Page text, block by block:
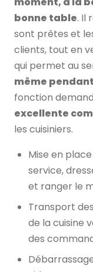
bonne table. Il
sont prêtes et
clients, tout en
qui permet au
même
fonction
excellente
les cuisiniers.
Mise en
service,
et ranger le
Transport
de la cuisine
des